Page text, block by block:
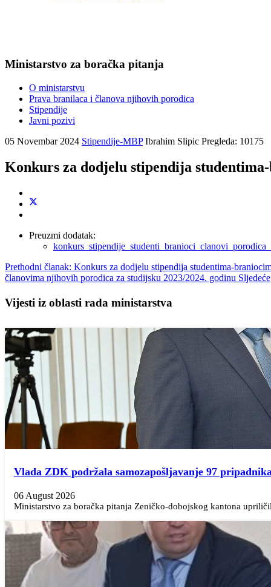
Ministarstvo za boračka pitanja
O ministarstvu
Prava branilaca i članova njihovih porodica
Stipendije
Javni pozivi
05 Novembar 2024 Stipendije-MBP Ibrahim Slipic Pregleda: 10175
Konkurs za dodjelu stipendija
Preuzmi dodatak:
Prethodni članak: Konkurs za dodjelu stipendija studentima-
članovima njihovih porodica za studijsku 2023/2024. godinu Sljedeće
Vijesti iz oblasti rada ministarstva
Vlada ZDK podržala samozapošljavanje 97
06 August 2026
Ministarstvo za boračka pitanja Zeničko-dobojskog kantona